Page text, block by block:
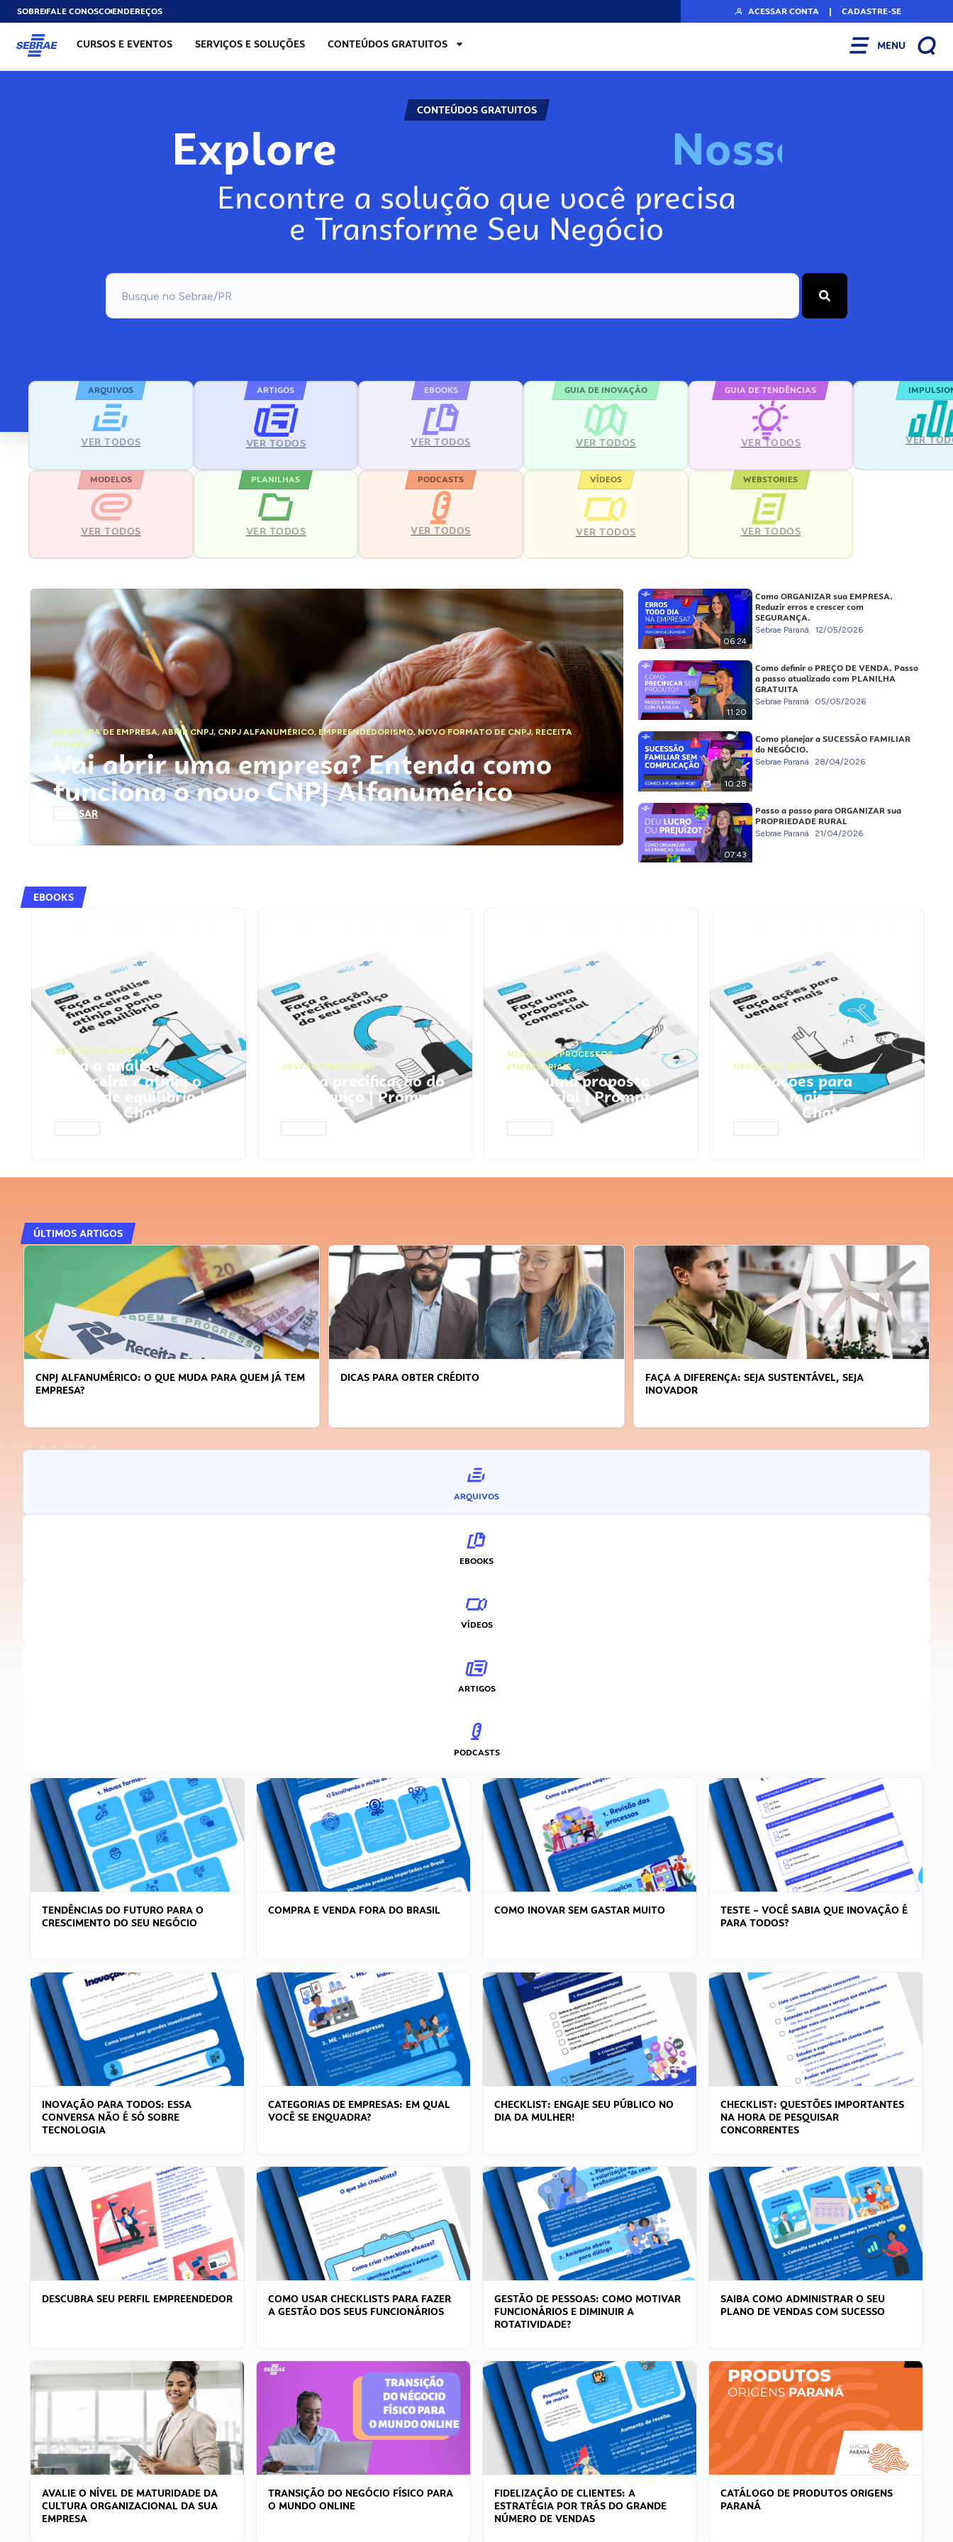
SOBREFALE CONOSCOENDEREÇOS ACESSAR CONTA | CADASTRE-SE
CURSOS E EVENTOS SERVIÇOS E SOLUÇÕES CONTEÚDOS GRATUITOS MENU
CONTEÚDOS GRATUITOS
Explore Nosso
Encontre a solução que você precisa
e Transforme Seu Negócio
ARQUIVOS
VER TODOS
ARTIGOS
VER TODOS
EBOOKS
VER TODOS
GUIA DE INOVAÇÃO
VER TODOS
GUIA DE TENDÊNCIAS
VER TODOS VER
MODELOS
VER TODOS
PLANILHAS
VER TODOS
PODCASTS
VER TODOS
VÍDEOS
VER TODOS
WEBSTORIES
VER TODOS
ABERTURA DE EMPRESA,ABRIR CNPJ, CNPJ ALFANUMÉRICO, EMPREENDEDORISMO,NOVO FORMATO DE CNPJ,RECEITA
FEDERAL
Vai abrir uma empresa? Entenda como
funciona o novo CNPJ Alfanumérico
ACESSAR
06:24
Como ORGANIZAR sua EMPRESA.
Reduzir erros e crescer com
SEGURANÇA.
Sebrae Paraná 12/05/2026
11:20
Como definir o PREÇO DE VENDA. Passo
a passo atualizado com PLANILHA
GRATUITA
Sebrae Paraná 05/05/2026
10:28
Como planejar a SUCESSÃO FAMILIAR
do NEGÓCIO.
Sebrae Paraná 28/04/2026
07:43
Passo a passo para ORGANIZAR sua
PROPRIEDADE RURAL
Sebrae Paraná 21/04/2026
EBOOKS
GESTÃO FINANCEIRA
Faça a análise
financeira e atinja o
ponto de equilíbrio |
Prompts ChatGPT
GESTÃO FINANCEIRA
Faça a precificação do
seu serviço | Prompts
ChatGPT
NEGÓCIOS,PROCESSOS
EMPRESARIAIS
Faça uma proposta
comercial | Prompts
ChatGPT
NEGÓCIOS, VENDAS
Faça ações para
vender mais |
Prompts ChatGPT
ÚLTIMOS ARTIGOS
CNPJ ALFANUMÉRICO: O QUE MUDA PARA QUEM JÁ TEM
EMPRESA?
DICAS PARA OBTER CRÉDITO
FAÇA A DIFERENÇA: SEJA SUSTENTÁVEL, SEJA
INOVADOR
ARQUIVOS
EBOOKS
VÍDEOS
ARTIGOS
PODCASTS
TENDÊNCIAS DO FUTURO PARA O
CRESCIMENTO DO SEU NEGÓCIO
COMPRA E VENDA FORA DO BRASIL COMO INOVAR SEM GASTAR MUITO
TESTE – VOCÊ SABIA QUE INOVAÇÃO É
PARA TODOS?
INOVAÇÃO PARA TODOS: ESSA
CONVERSA NÃO É SÓ SOBRE
TECNOLOGIA
CATEGORIAS DE EMPRESAS: EM QUAL
VOCÊ SE ENQUADRA?
CHECKLIST: ENGAJE SEU PÚBLICO NO
DIA DA MULHER!
CHECKLIST: QUESTÕES IMPORTANTES
NA HORA DE PESQUISAR
CONCORRENTES
DESCUBRA SEU PERFIL EMPREENDEDOR
COMO USAR CHECKLISTS PARA FAZER
A GESTÃO DOS SEUS FUNCIONÁRIOS
GESTÃO DE PESSOAS: COMO MOTIVAR
FUNCIONÁRIOS E DIMINUIR A
ROTATIVIDADE?
SAIBA COMO ADMINISTRAR O SEU
PLANO DE VENDAS COM SUCESSO
AVALIE O NÍVEL DE MATURIDADE DA
CULTURA ORGANIZACIONAL DA SUA
EMPRESA
TRANSIÇÃO DO NEGÓCIO FÍSICO PARA
O MUNDO ONLINE
FIDELIZAÇÃO DE CLIENTES: A
ESTRATÉGIA POR TRÁS DO GRANDE
NÚMERO DE VENDAS
CATÁLOGO DE PRODUTOS ORIGENS
PARANÁ